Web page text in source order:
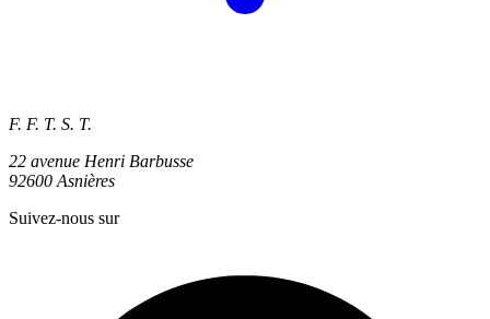
F. F. T. S. T.
22 avenue Henri Barbusse
92600 Asnières
Suivez-nous sur